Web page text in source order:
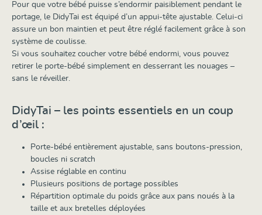
Pour que votre bébé puisse s’endormir paisiblement pendant le
portage, le DidyTai est équipé d’un appui-tête ajustable. Celui-ci
assure un bon maintien et peut être réglé facilement grâce à son
système de coulisse.
Si vous souhaitez coucher votre bébé endormi, vous pouvez
retirer le porte-bébé simplement en desserrant les nouages –
sans le réveiller.
DidyTai – les points essentiels en un coup
d’œil :
Porte-bébé entièrement ajustable, sans boutons-pression,
boucles ni scratch
Assise réglable en continu
Plusieurs positions de portage possibles
Répartition optimale du poids grâce aux pans noués à la
taille et aux bretelles déployées